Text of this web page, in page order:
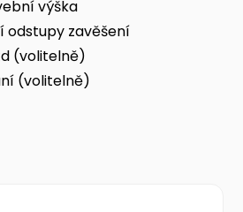
výška
odstupy zavěšení
(volitelně)
(volitelně)